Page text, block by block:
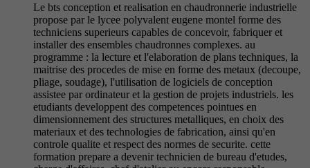
Le bts conception et realisation en chaudronnerie industrielle
propose par le lycee polyvalent eugene montel forme des
techniciens superieurs capables de concevoir, fabriquer et
installer des ensembles chaudronnes complexes. au
programme : la lecture et l'elaboration de plans techniques, la
maitrise des procedes de mise en forme des metaux (decoupe,
pliage, soudage), l'utilisation de logiciels de conception
assistee par ordinateur et la gestion de projets industriels. les
etudiants developpent des competences pointues en
dimensionnement des structures metalliques, en choix des
materiaux et des technologies de fabrication, ainsi qu'en
controle qualite et respect des normes de securite. cette
formation prepare a devenir technicien de bureau d'etudes,